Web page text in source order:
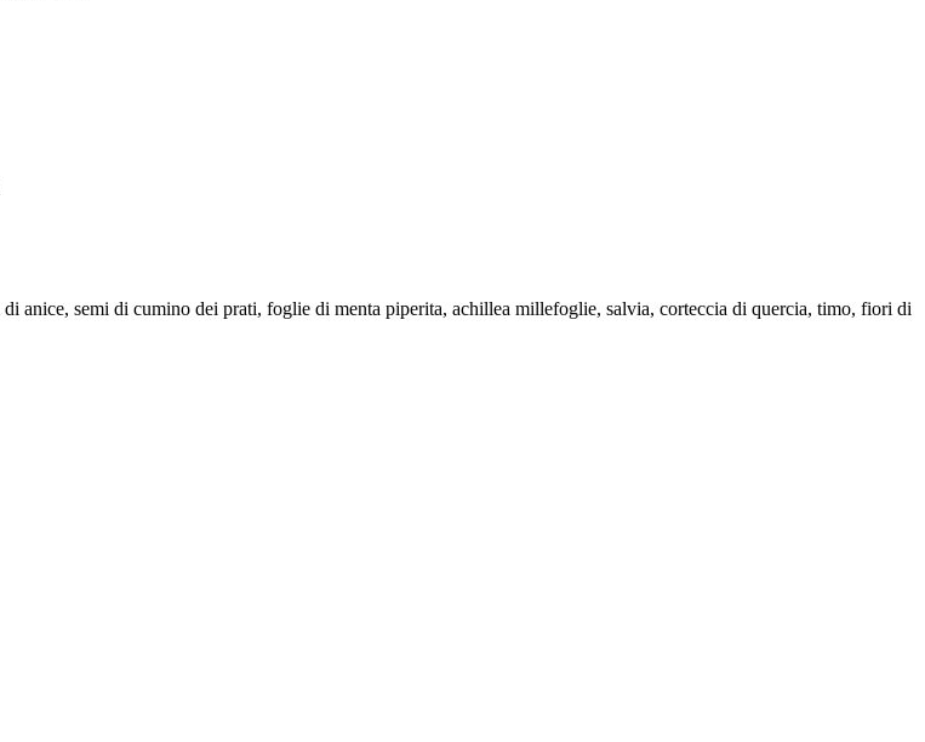
anice, semi di cumino dei prati, foglie di menta piperita, achillea millefoglie, salvia, corteccia di quercia, timo, fiori di